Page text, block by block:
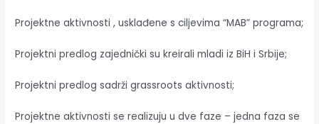
Projektne aktivnosti , usklađene s ciljevima “MAB” programa;
Projektni predlog zajednički su kreirali mladi iz BiH i Srbije;
Projektni predlog sadrži grassroots aktivnosti;
Projektne aktivnosti se realizuju u dve faze – jedna faza se